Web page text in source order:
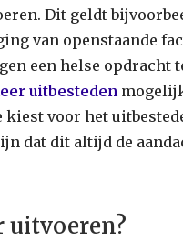
Dit geldt
van openstaande
een helse opdracht
uitbesteden
voor het
dat dit altijd de
uitvoeren?